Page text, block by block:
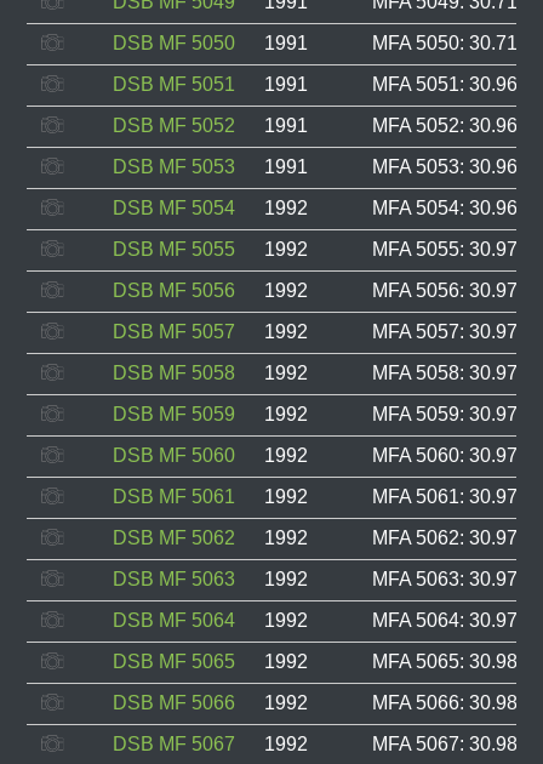
DSB MF 5050
1991
MFA 5050:
DSB MF 5051
1991
MFA 5051:
DSB MF 5052
1991
MFA 5052:
DSB MF 5053
1991
MFA 5053:
DSB MF 5054
1992
MFA 5054:
DSB MF 5055
1992
MFA 5055:
DSB MF 5056
1992
MFA 5056:
DSB MF 5057
1992
MFA 5057:
DSB MF 5058
1992
MFA 5058:
DSB MF 5059
1992
MFA 5059:
DSB MF 5060
1992
MFA 5060:
DSB MF 5061
1992
MFA 5061:
DSB MF 5062
1992
MFA 5062:
DSB MF 5063
1992
MFA 5063:
DSB MF 5064
1992
MFA 5064:
DSB MF 5065
1992
MFA 5065:
DSB MF 5066
1992
MFA 5066:
DSB MF 5067
1992
MFA 5067: